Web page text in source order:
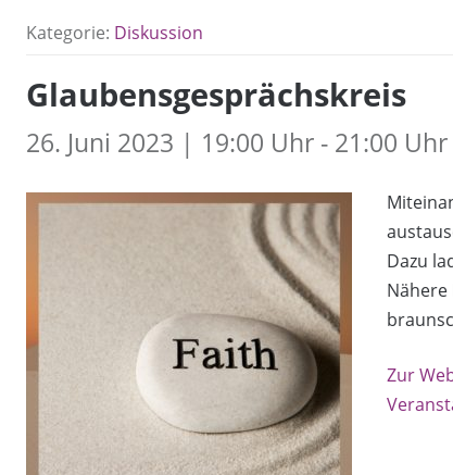
Kategorie: Diskussion
Glaubensgesprächskreis
26. Juni 2023 | 19:00 Uhr - 21:00 Uhr
Dazu
Zur